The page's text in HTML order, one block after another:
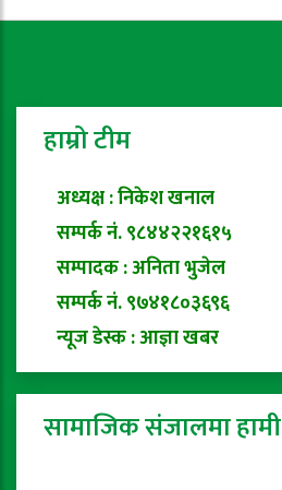
हाम्रो टीम
अध्यक्ष : निकेश खनाल
सम्पर्क नं. ९८४४२२१६१५
सम्पादक : अनिता भुजेल
सम्पर्क नं. ९७४१८०३६९६
न्यूज डेस्क : आज्ञा खबर
सामाजिक संजालमा हामी